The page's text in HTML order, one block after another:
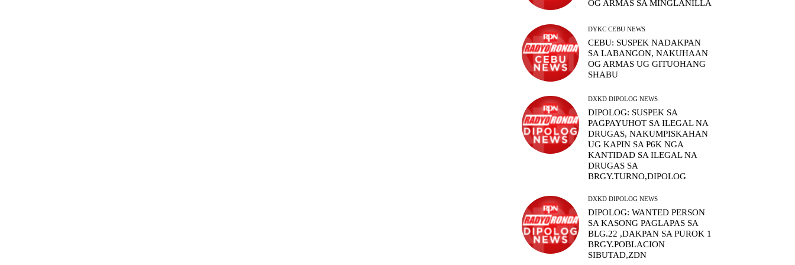
OG ARMAS SA MINGLANILLA
DYKC CEBU NEWS
CEBU: SUSPEK NADAKPAN
SA LABANGON, NAKUHAAN
OG ARMAS UG GITUOHANG
SHABU
DXKD DIPOLOG NEWS
DIPOLOG: SUSPEK SA
PAGPAYUHOT SA ILEGAL NA
DRUGAS, NAKUMPISKAHAN
UG KAPIN SA P6K NGA
KANTIDAD SA ILEGAL NA
DRUGAS SA
BRGY.TURNO,DIPOLOG
DXKD DIPOLOG NEWS
DIPOLOG: WANTED PERSON
SA KASONG PAGLAPAS SA
BLG.22 ,DAKPAN SA PUROK 1
BRGY.POBLACION
SIBUTAD,ZDN